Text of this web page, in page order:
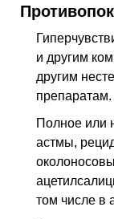
и другим
другим
препаратам.
Полное или
астмы,
том числе в